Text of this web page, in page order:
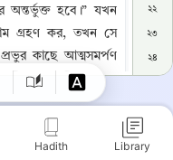
Hadith Library
অন্তর্ভুক্ত হবে।” যখন
গ্রহণ কর, তখন সে
কাছে আত্মসমর্পণ
অসিয়ত করেছিলো এবং
তোমাদের জন্যে এই
মুসলমান না হয়ে মরো
আমার প্রভু! আপনি
২২
২৩
২৪
২৬